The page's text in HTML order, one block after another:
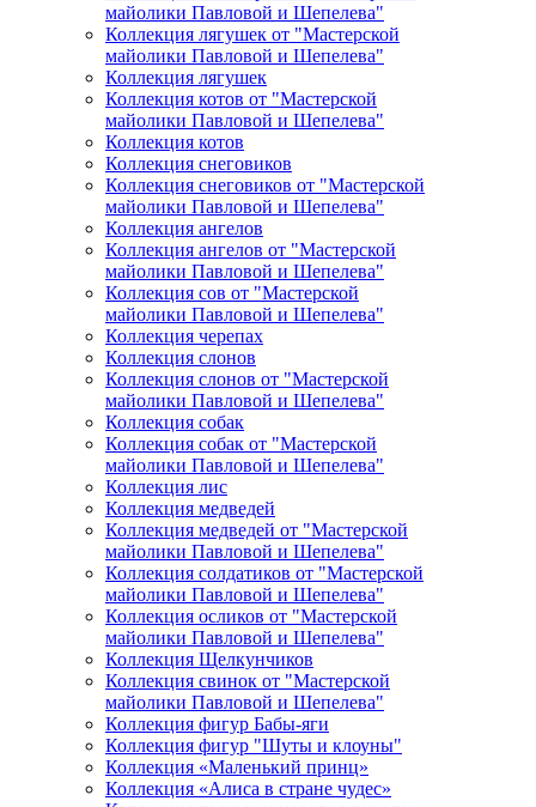
майолики Павловой и Шепелева"
Коллекция лягушек от "Мастерской
майолики Павловой и Шепелева"
Коллекция лягушек
Коллекция котов от "Мастерской
майолики Павловой и Шепелева"
Коллекция котов
Коллекция снеговиков
Коллекция снеговиков от "Мастерской
майолики Павловой и Шепелева"
Коллекция ангелов
Коллекция ангелов от "Мастерской
майолики Павловой и Шепелева"
Коллекция сов от "Мастерской
майолики Павловой и Шепелева"
Коллекция черепах
Коллекция слонов
Коллекция слонов от "Мастерской
майолики Павловой и Шепелева"
Коллекция собак
Коллекция собак от "Мастерской
майолики Павловой и Шепелева"
Коллекция лис
Коллекция медведей
Коллекция медведей от "Мастерской
майолики Павловой и Шепелева"
Коллекция солдатиков от "Мастерской
майолики Павловой и Шепелева"
Коллекция осликов от "Мастерской
майолики Павловой и Шепелева"
Коллекция Щелкунчиков
Коллекция свинок от "Мастерской
майолики Павловой и Шепелева"
Коллекция фигур Бабы-яги
Коллекция фигур "Шуты и клоуны"
Коллекция «Маленький принц»
Коллекция «Алиса в стране чудес»